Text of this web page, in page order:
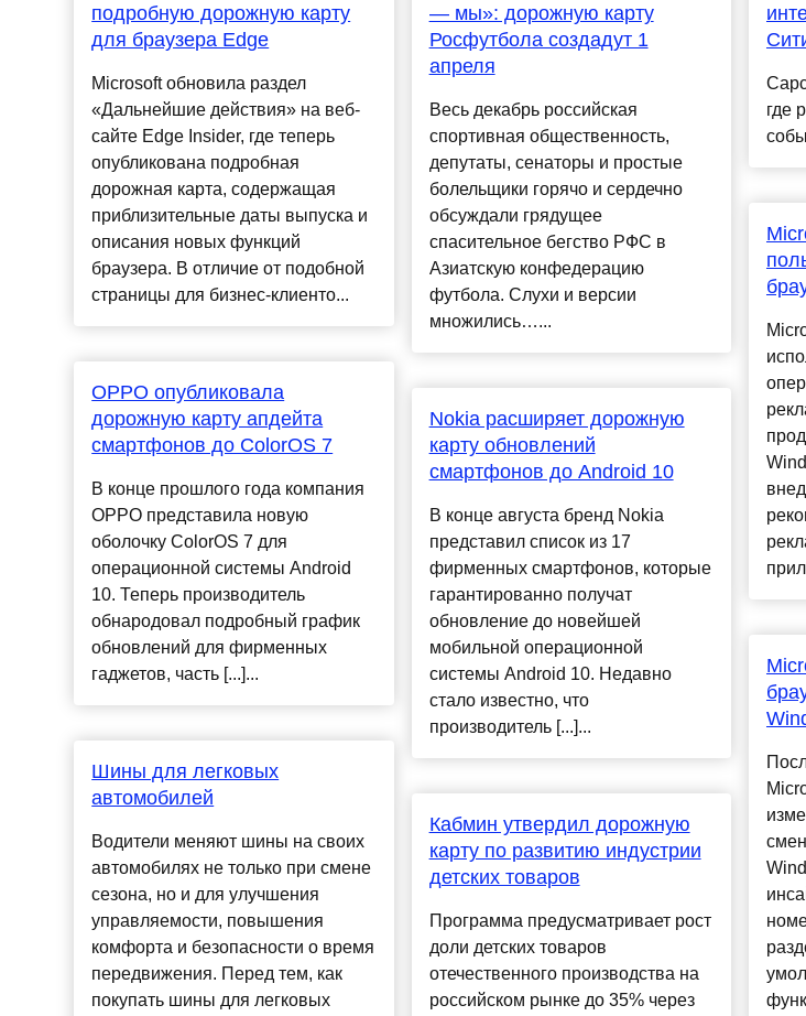
подробную дорожную карту
для браузера Edge
Microsoft обновила раздел
«Дальнейшие действия» на веб-
сайте Edge Insider, где теперь
опубликована подробная
дорожная карта, содержащая
приблизительные даты выпуска и
описания новых функций
браузера. В отличие от подобной
страницы для бизнес-клиенто...
OPPO опубликовала
дорожную карту апдейта
смартфонов до ColorOS 7
В конце прошлого года компания
OPPO представила новую
оболочку ColorOS 7 для
операционной системы Android
10. Теперь производитель
обнародовал подробный график
обновлений для фирменных
гаджетов, часть [...]...
Шины для легковых
автомобилей
Водители меняют шины на своих
автомобилях не только при смене
сезона, но и для улучшения
управляемости, повышения
комфорта и безопасности о время
передвижения. Перед тем, как
покупать шины для легковых
— мы»: дорожную карту
Росфутбола создадут 1
апреля
Весь декабрь российская
спортивная общественность,
депутаты, сенаторы и простые
болельщики горячо и сердечно
обсуждали грядущее
спасительное бегство РФС в
Азиатскую конфедерацию
футбола. Слухи и версии
множились…...
Nokia расширяет дорожную
карту обновлений
смартфонов до Android 10
В конце августа бренд Nokia
представил список из 17
фирменных смартфонов, которые
гарантированно получат
обновление до новейшей
мобильной операционной
системы Android 10. Недавно
стало известно, что
производитель [...]...
Кабмин утвердил дорожную
карту по развитию индустрии
детских товаров
Программа предусматривает рост
доли детских товаров
отечественного производства на
российском рынке до 35% через
где